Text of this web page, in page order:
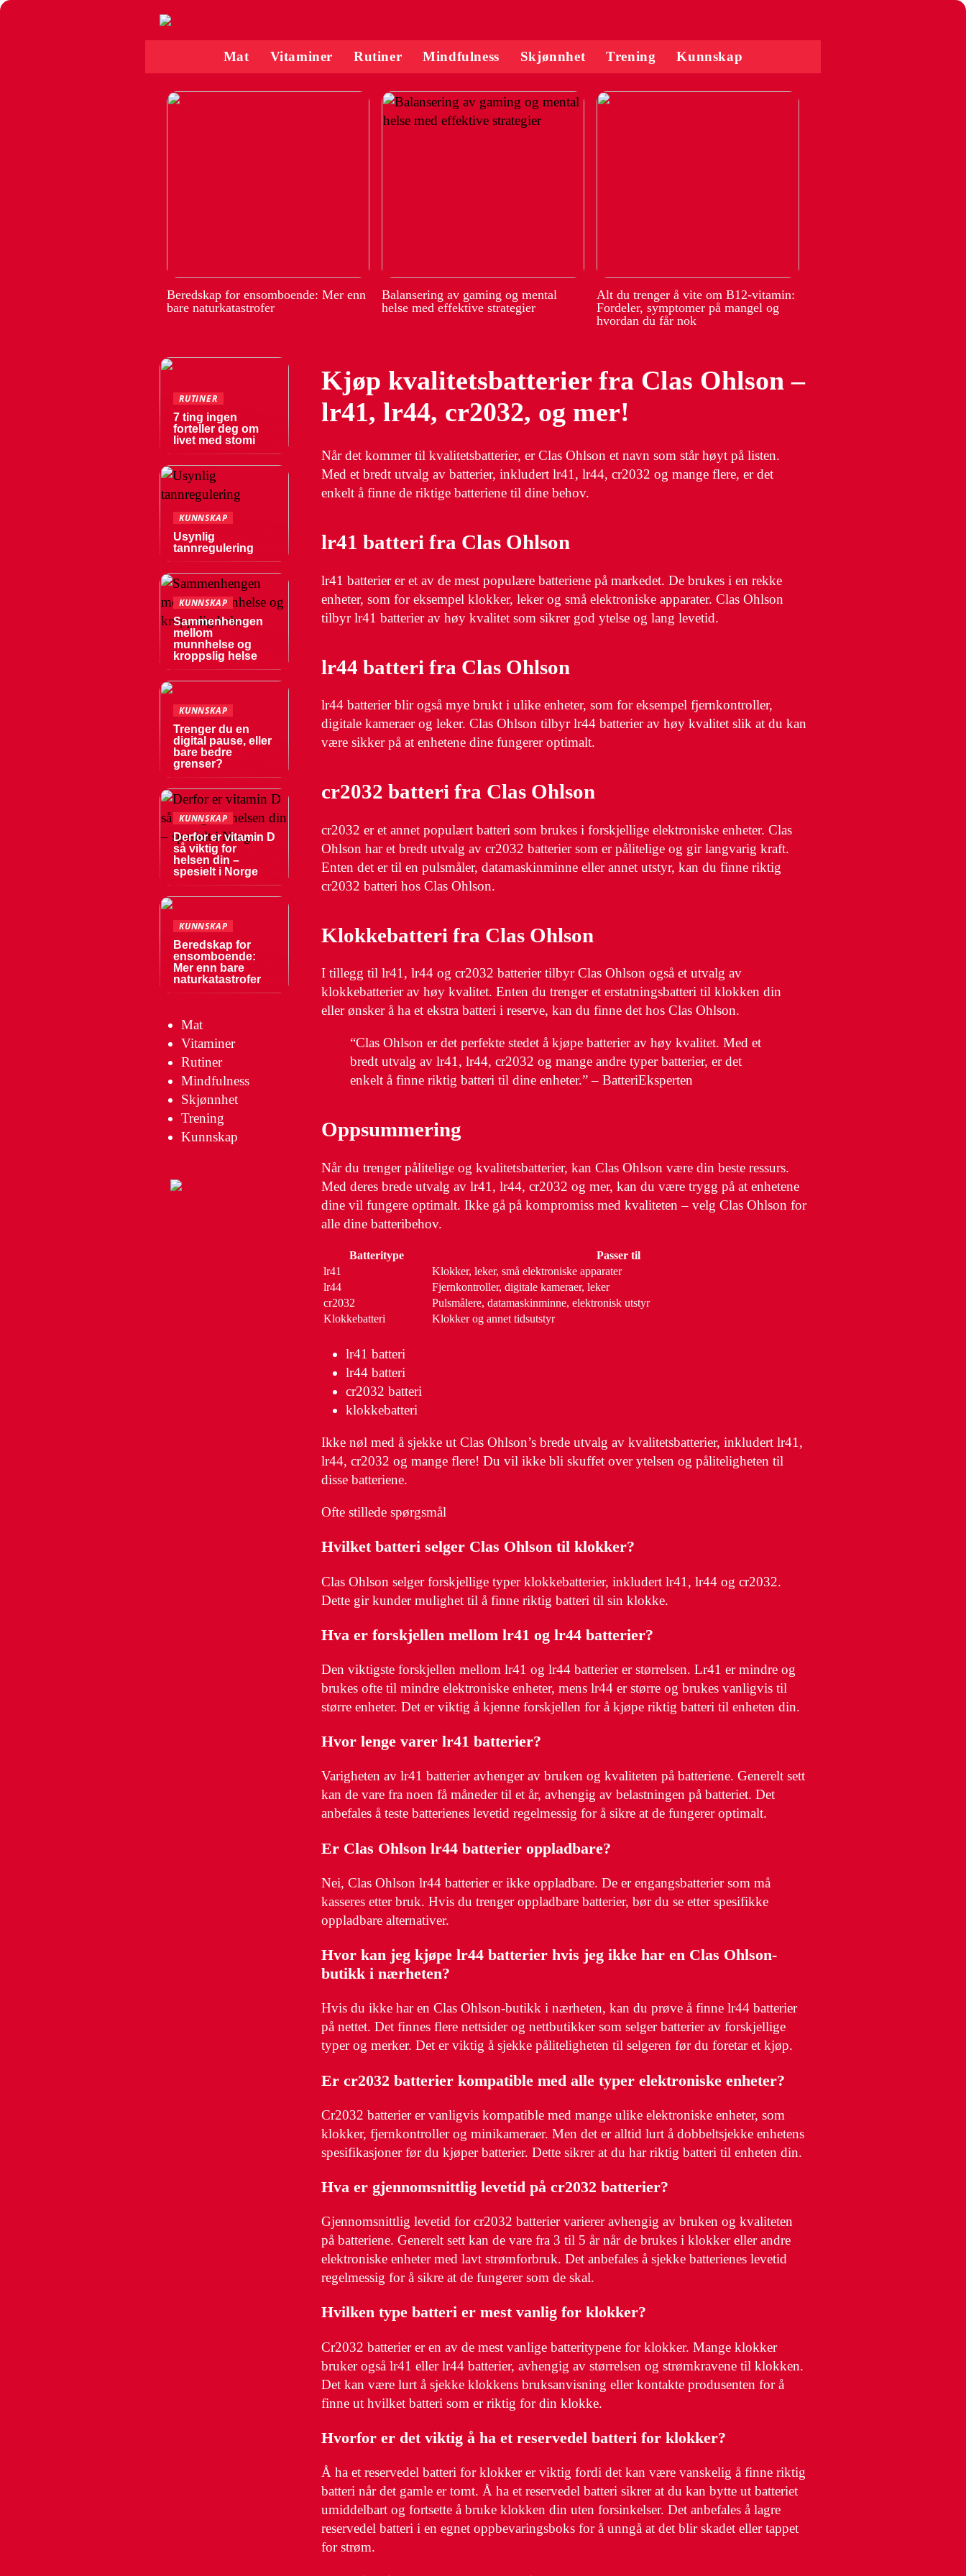
Mat Vitaminer Rutiner Mindfulness Skjønnhet Trening Kunnskap
Beredskap for ensomboende: Mer enn
bare naturkatastrofer
Balansering av gaming og mental
helse med effektive strategier
Alt du trenger å vite om B12-vitamin:
Fordeler, symptomer på mangel og
hvordan du får nok
Kjøp kvalitetsbatterier fra Clas Ohlson –
lr41, lr44, cr2032, og mer!
Når det kommer til kvalitetsbatterier, er Clas Ohlson et navn som står høyt på listen.
Med et bredt utvalg av batterier, inkludert lr41, lr44, cr2032 og mange flere, er det
enkelt å finne de riktige batteriene til dine behov.
lr41 batteri fra Clas Ohlson
lr41 batterier er et av de mest populære batteriene på markedet. De brukes i en rekke
enheter, som for eksempel klokker, leker og små elektroniske apparater. Clas Ohlson
tilbyr lr41 batterier av høy kvalitet som sikrer god ytelse og lang levetid.
lr44 batteri fra Clas Ohlson
lr44 batterier blir også mye brukt i ulike enheter, som for eksempel fjernkontroller,
digitale kameraer og leker. Clas Ohlson tilbyr lr44 batterier av høy kvalitet slik at du kan
være sikker på at enhetene dine fungerer optimalt.
cr2032 batteri fra Clas Ohlson
cr2032 er et annet populært batteri som brukes i forskjellige elektroniske enheter. Clas
Ohlson har et bredt utvalg av cr2032 batterier som er pålitelige og gir langvarig kraft.
Enten det er til en pulsmåler, datamaskinminne eller annet utstyr, kan du finne riktig
cr2032 batteri hos Clas Ohlson.
Klokkebatteri fra Clas Ohlson
I tillegg til lr41, lr44 og cr2032 batterier tilbyr Clas Ohlson også et utvalg av
klokkebatterier av høy kvalitet. Enten du trenger et erstatningsbatteri til klokken din
eller ønsker å ha et ekstra batteri i reserve, kan du finne det hos Clas Ohlson.
“Clas Ohlson er det perfekte stedet å kjøpe batterier av høy kvalitet. Med et
bredt utvalg av lr41, lr44, cr2032 og mange andre typer batterier, er det
enkelt å finne riktig batteri til dine enheter.” – BatteriEksperten
Oppsummering
Når du trenger pålitelige og kvalitetsbatterier, kan Clas Ohlson være din beste ressurs.
Med deres brede utvalg av lr41, lr44, cr2032 og mer, kan du være trygg på at enhetene
dine vil fungere optimalt. Ikke gå på kompromiss med kvaliteten – velg Clas Ohlson for
alle dine batteribehov.
Batteritype
Passer til
lr41
Klokker, leker, små elektroniske apparater
lr44
Fjernkontroller, digitale kameraer, leker
cr2032
Pulsmålere, datamaskinminne, elektronisk utstyr
Klokkebatteri
Klokker og annet tidsutstyr
lr41 batteri
lr44 batteri
cr2032 batteri
klokkebatteri
Ikke nøl med å sjekke ut Clas Ohlson’s brede utvalg av kvalitetsbatterier, inkludert lr41,
lr44, cr2032 og mange flere! Du vil ikke bli skuffet over ytelsen og påliteligheten til
disse batteriene.
Ofte stillede spørgsmål
Hvilket batteri selger Clas Ohlson til klokker?
Clas Ohlson selger forskjellige typer klokkebatterier, inkludert lr41, lr44 og cr2032.
Dette gir kunder mulighet til å finne riktig batteri til sin klokke.
Hva er forskjellen mellom lr41 og lr44 batterier?
Den viktigste forskjellen mellom lr41 og lr44 batterier er størrelsen. Lr41 er mindre og
brukes ofte til mindre elektroniske enheter, mens lr44 er større og brukes vanligvis til
større enheter. Det er viktig å kjenne forskjellen for å kjøpe riktig batteri til enheten din.
Hvor lenge varer lr41 batterier?
Varigheten av lr41 batterier avhenger av bruken og kvaliteten på batteriene. Generelt sett
kan de vare fra noen få måneder til et år, avhengig av belastningen på batteriet. Det
anbefales å teste batterienes levetid regelmessig for å sikre at de fungerer optimalt.
Er Clas Ohlson lr44 batterier oppladbare?
Nei, Clas Ohlson lr44 batterier er ikke oppladbare. De er engangsbatterier som må
kasseres etter bruk. Hvis du trenger oppladbare batterier, bør du se etter spesifikke
oppladbare alternativer.
Hvor kan jeg kjøpe lr44 batterier hvis jeg ikke har en Clas Ohlson-
butikk i nærheten?
Hvis du ikke har en Clas Ohlson-butikk i nærheten, kan du prøve å finne lr44 batterier
på nettet. Det finnes flere nettsider og nettbutikker som selger batterier av forskjellige
typer og merker. Det er viktig å sjekke påliteligheten til selgeren før du foretar et kjøp.
Er cr2032 batterier kompatible med alle typer elektroniske enheter?
Cr2032 batterier er vanligvis kompatible med mange ulike elektroniske enheter, som
klokker, fjernkontroller og minikameraer. Men det er alltid lurt å dobbeltsjekke enhetens
spesifikasjoner før du kjøper batterier. Dette sikrer at du har riktig batteri til enheten din.
Hva er gjennomsnittlig levetid på cr2032 batterier?
Gjennomsnittlig levetid for cr2032 batterier varierer avhengig av bruken og kvaliteten
på batteriene. Generelt sett kan de vare fra 3 til 5 år når de brukes i klokker eller andre
elektroniske enheter med lavt strømforbruk. Det anbefales å sjekke batterienes levetid
regelmessig for å sikre at de fungerer som de skal.
Hvilken type batteri er mest vanlig for klokker?
Cr2032 batterier er en av de mest vanlige batteritypene for klokker. Mange klokker
bruker også lr41 eller lr44 batterier, avhengig av størrelsen og strømkravene til klokken.
Det kan være lurt å sjekke klokkens bruksanvisning eller kontakte produsenten for å
finne ut hvilket batteri som er riktig for din klokke.
Hvorfor er det viktig å ha et reservedel batteri for klokker?
Å ha et reservedel batteri for klokker er viktig fordi det kan være vanskelig å finne riktig
batteri når det gamle er tomt. Å ha et reservedel batteri sikrer at du kan bytte ut batteriet
umiddelbart og fortsette å bruke klokken din uten forsinkelser. Det anbefales å lagre
reservedel batteri i en egnet oppbevaringsboks for å unngå at det blir skadet eller tappet
for strøm.
RUTINER
7 ting ingen
forteller deg om
livet med stomi
KUNNSKAP
Usynlig
tannregulering
KUNNSKAP
Sammenhengen
mellom
munnhelse og
kroppslig helse
KUNNSKAP
Trenger du en
digital pause, eller
bare bedre
grenser?
KUNNSKAP
Derfor er vitamin D
så viktig for
helsen din –
spesielt i Norge
KUNNSKAP
Beredskap for
ensomboende:
Mer enn bare
naturkatastrofer
Mat
Vitaminer
Rutiner
Mindfulness
Skjønnhet
Trening
Kunnskap